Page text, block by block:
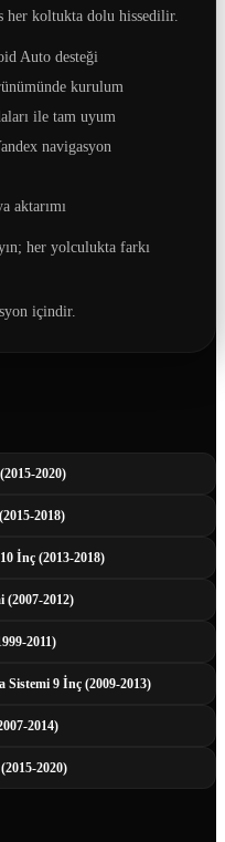
her koltukta dolu hissedilir.
Auto desteği
kurulum
ile tam uyum
navigasyon
aktarımı
her yolculukta farkı
içindir.
2020)
2018)
İnç (2013-2018)
(2007-2012)
2011)
9 İnç (2009-2013)
2014)
2020)